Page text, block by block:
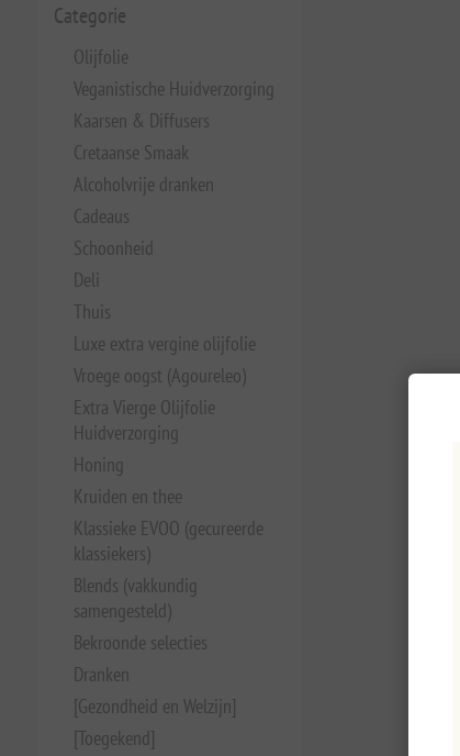
Categorie
Olijfolie
Veganistische Huidverzorging
Kaarsen & Diffusers
Cretaanse Smaak
Alcoholvrije dranken
Cadeaus
Schoonheid
Deli
Thuis
Luxe extra vergine olijfolie
Vroege oogst (Agoureleo)
Extra Vierge Olijfolie
Huidverzorging
Honing
Kruiden en thee
Klassieke EVOO (gecureerde
klassiekers)
Blends (vakkundig
samengesteld)
Bekroonde selecties
Dranken
[Gezondheid en Welzijn]
[Toegekend]